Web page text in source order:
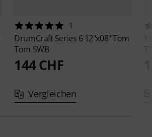
1
DrumCraft Series 6 12"x08" Tom
Tom SWB
144 CHF
Vergleichen